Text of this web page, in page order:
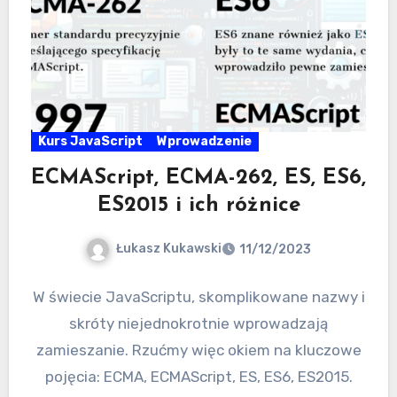
Kurs JavaScript Wprowadzenie
ECMAScript, ECMA-262, ES, ES6,
ES2015 i ich różnice
Łukasz Kukawski 11/12/2023
W świecie JavaScriptu, skomplikowane nazwy i
skróty niejednokrotnie wprowadzają
zamieszanie. Rzućmy więc okiem na kluczowe
pojęcia: ECMA, ECMAScript, ES, ES6, ES2015.